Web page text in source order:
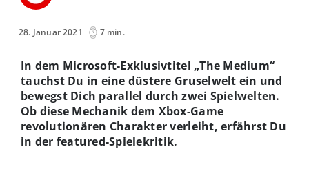
28. Januar 2021 7 min.
In dem Microsoft-Exklusivtitel „The Medium“
tauchst Du in eine düstere Gruselwelt ein und
bewegst Dich parallel durch zwei Spielwelten.
Ob diese Mechanik dem Xbox-Game
revolutionären Charakter verleiht, erfährst Du
in der featured-Spielekritik.